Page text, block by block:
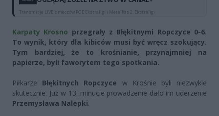
Transmisje LIVE z meczów PGE Ekstraligi i Metalkas 2. Ekstraligi
Karpaty Krosno przegrały z Błękitnymi Ropczyce 0-6.
To wynik, który dla kibiców musi być wręcz szokujący.
Tym bardziej, że to krośnianie, przynajmniej na
papierze, byli faworytem tego spotkania.
Piłkarze Błękitnych Ropczyce w Krośnie byli niezwykle
skutecznie. Już w 13. minucie prowadzenie dało im uderzenie
Przemysława Nalepki.